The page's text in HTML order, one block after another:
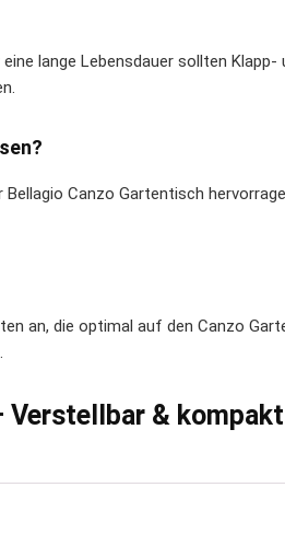
lange Lebensdauer sollten Klapp-
Canzo Gartentisch
an, die optimal auf den Canzo
Verstellbar & kompakt